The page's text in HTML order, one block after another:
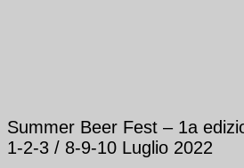
Summer Beer Fest – 1a
1-2-3 / 8-9-10 Luglio 2022